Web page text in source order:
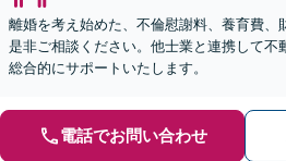
離婚を考え始めた、不倫慰謝料、養育費、
是非ご相談ください。他士業と連携して不
総合的にサポートいたします。
電話でお問い合わせ